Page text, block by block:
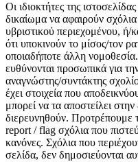
Οι ιδιοκτήτες της
δικαίωμα να αφαιρούν
υβριστικού περιεχομένου,
ότι υποκινούν το μίσος/τον
οποιαδήποτε άλλη
ευθύνονται προσωπικά για
αναγνώστης/συντάκτης
έχει στοιχεία που
μπορεί να τα αποστείλει
διερευνηθούν. Προτρέπουμε
report / flag σχόλια που
κανόνες. Σχόλια που
σελίδα, δεν δημοσιεύονται